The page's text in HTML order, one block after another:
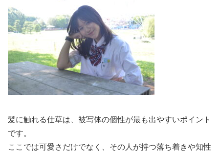
髪に触れる仕草は、被写体の個性が最も出やすいポイント
です。
ここでは可愛さだけでなく、その人が持つ落ち着きや知性